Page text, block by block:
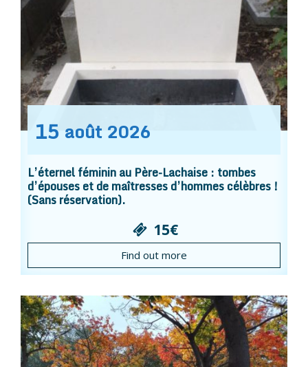
15 août 2026
L’éternel féminin au Père-Lachaise : tombes
d’épouses et de maîtresses d’hommes célèbres !
(Sans réservation).
15€
Find out more